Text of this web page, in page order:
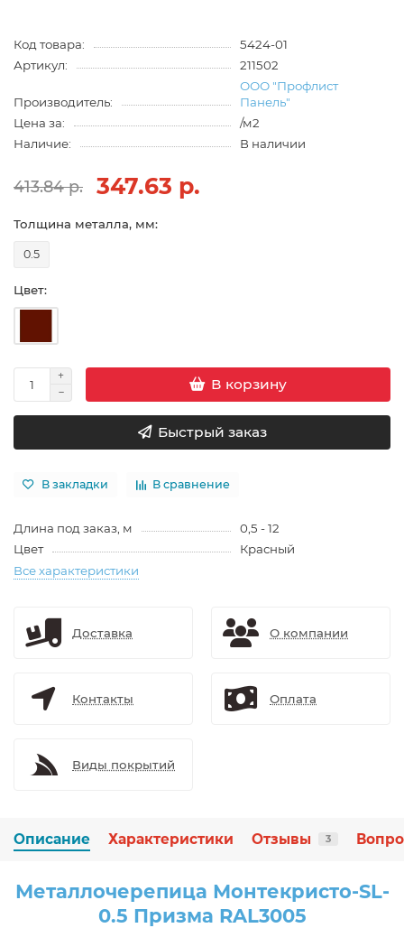
Код товара:
5424-01
Артикул:
211502
Производитель:
ООО "Профлист
Панель"
Цена за:
/м2
Наличие:
В наличии
413.84 р. 347.63 р.
Толщина металла, мм:
0.5
Цвет:
В корзину
Быстрый заказ
В закладки В сравнение
Длина под заказ, м
0,5 - 12
Цвет
Красный
Все характеристики
Доставка О компании
Контакты Оплата
Виды покрытий
Описание Характеристики Отзывы 3
Металлочерепица Монтекристо-SL-
0.5 Призма RAL3005